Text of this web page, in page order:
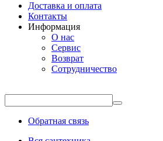
Доставка и оплата
Контакты
Информация
О нас
Сервис
Возврат
Сотрудничество
Обратная связь